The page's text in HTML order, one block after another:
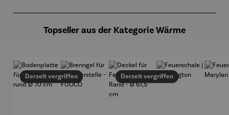
Topseller aus der Kategorie Wärme
Derzeit vergriffen Derzeit vergriffen